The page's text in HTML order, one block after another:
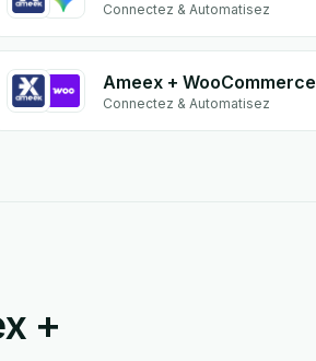
Connectez & Automatisez
Ameex + WooCommerce
Connectez & Automatisez
+